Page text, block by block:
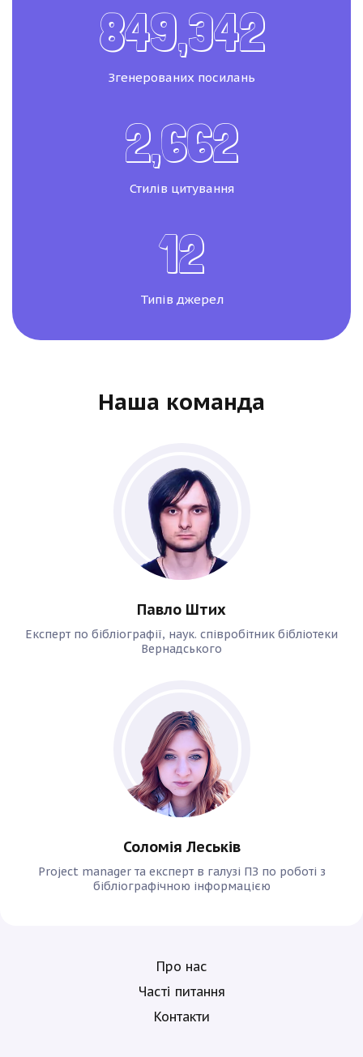
849,342
Згенерованих посилань
2,662
Стилів цитування
12
Типів джерел
Наша команда
Павло Штих
Експерт по бібліографії, наук. співробітник бібліотеки
Вернадського
Соломія Леськів
Project manager та експерт в галузі ПЗ по роботі з
бібліографічною інформацією
Про нас
Часті питання
Контакти